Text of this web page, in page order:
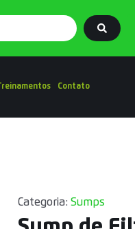
Treinamentos Contato
Categoria: Sumps